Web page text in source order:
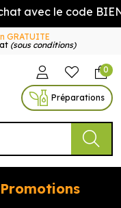
avec le code
GRATUITE
(sous conditions)
de la Pharmacie
0
Préparations
Promotions